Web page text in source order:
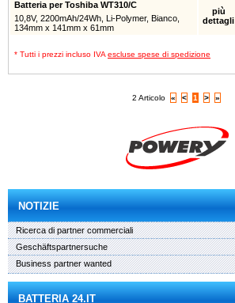
Batteria per Toshiba WT310/C
10,8V, 2200mAh/24Wh, Li-Polymer, Bianco,
134mm x 141mm x 61mm
più
dettagli
* Tutti i prezzi incluso IVA escluse spese di spedizione
2 Articolo « < 1 > »
NOTIZIE
Ricerca di partner commerciali
Geschäftspartnersuche
Business partner wanted
BATTERIA 24.IT